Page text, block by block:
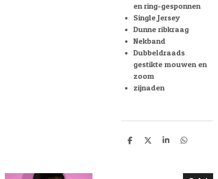
en ring-gesponnen
Single Jersey
Dunne ribkraag
Nekband
Dubbeldraads
gestikte mouwen en
zoom
zijnaden
D
D
S
D